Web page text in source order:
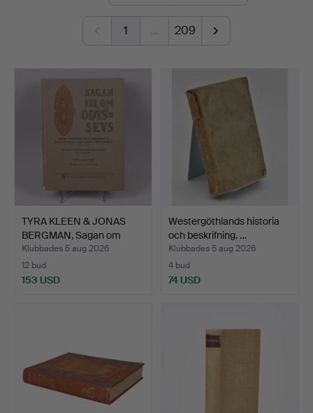
1 … 209
TYRA KLEEN & JONAS
BERGMAN, Sagan om
Odyss…
Klubbades 5 aug 2026
12 bud
153 USD
Westergöthlands historia
och beskrifning. …
Klubbades 5 aug 2026
4 bud
74 USD